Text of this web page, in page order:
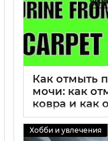
Как отмыть
мочи: как
ковра и как
собаки
02 09 2025 0
Хобби и увлечения